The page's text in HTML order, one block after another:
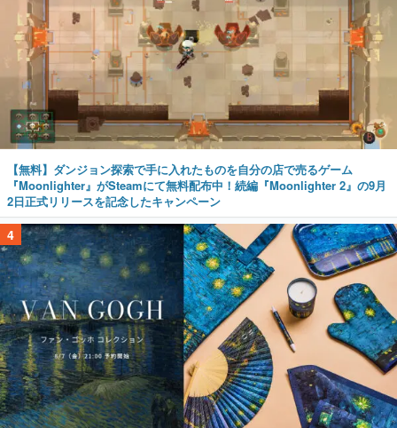
【無料】ダンジョン探索で手に入れたものを自分の店で売るゲーム
『Moonlighter』がSteamにて無料配布中！続編『Moonlighter 2』の9月
2日正式リリースを記念したキャンペーン
ゴッホの名画『ローヌ川の星月夜』をあしらった傘やトートバッグなどが
登場。8月7日21時より2日間限定で予約販売